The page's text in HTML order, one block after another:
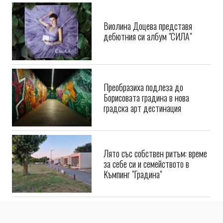
Виолина Доцева представя
Преобразиха подлеза до
Борисовата градина в нова
Лято със собствен ритъм: време
за себе си и семейството в